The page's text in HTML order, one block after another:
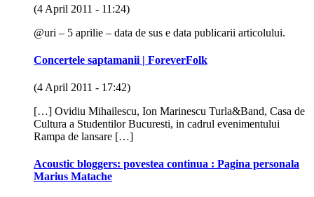
(4 April 2011 - 11:24)
@uri – 5 aprilie – data de sus e data publicarii articolului.
Concertele saptamanii | ForeverFolk
(4 April 2011 - 17:42)
[…] Ovidiu Mihailescu, Ion Marinescu Turla&Band, Casa de
Cultura a Studentilor Bucuresti, in cadrul evenimentului
Rampa de lansare […]
Acoustic bloggers: povestea continua : Pagina personala
Marius Matache